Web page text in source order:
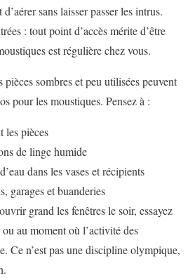
sans laisser passer les intrus.
: tout point d’accès mérite d’être
est régulière chez vous.
sombres et peu utilisées peuvent
pour les moustiques. Pensez à :
les pièces
de linge humide
dans les vases et récipients
garages et buanderies
grand les fenêtres le soir, essayez
au moment où l’activité des
Ce n’est pas une discipline olympique,